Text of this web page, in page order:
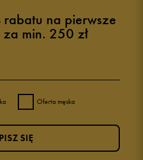
na pierwsze
min. 250 zł
Oferta męska
SIĘ